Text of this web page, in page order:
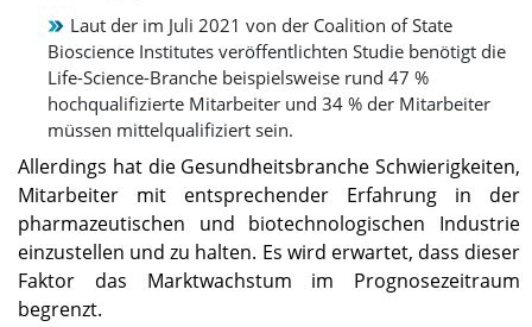
Laut der im Juli 2021 von der Coalition of State
Bioscience Institutes veröffentlichten Studie benötigt die
Life-Science-Branche beispielsweise rund 47 %
hochqualifizierte Mitarbeiter und 34 % der Mitarbeiter
müssen mittelqualifiziert sein.
Allerdings hat die Gesundheitsbranche Schwierigkeiten,
Mitarbeiter mit entsprechender Erfahrung in der
pharmazeutischen und biotechnologischen Industrie
einzustellen und zu halten. Es wird erwartet, dass dieser
Faktor das Marktwachstum im Prognosezeitraum
begrenzt.